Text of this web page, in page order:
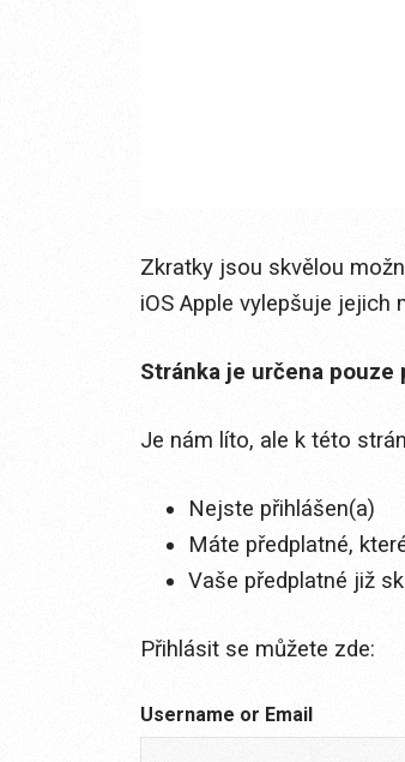
Zkratky jsou skvělou
iOS Apple vylepšuje jejich
Stránka je určena
Je nám líto, ale k této
Nejste přihlášen(a)
Máte předplatné,
Vaše předplatné již
Přihlásit se můžete zde:
Username or Email